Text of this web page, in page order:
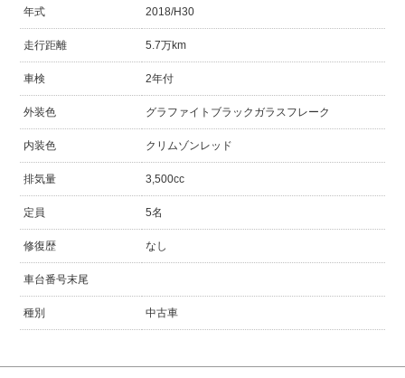
年式 2018/H30
走行距離 5.7万km
車検 2年付
外装色 グラファイトブラックガラスフレーク
内装色 クリムゾンレッド
排気量 3,500cc
定員 5名
修復歴 なし
車台番号末尾
種別 中古車